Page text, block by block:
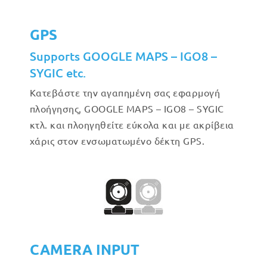
GPS
Supports GOOGLE MAPS – IGO8 –
SYGIC etc.
Κατεβάστε την αγαπημένη σας εφαρμογή
πλοήγησης, GOOGLE MAPS – IGO8 – SYGIC
κτλ. και πλοηγηθείτε εύκολα και με ακρίβεια
χάρις στον ενσωματωμένο δέκτη GPS.
CAMERA INPUT